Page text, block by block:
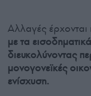
Αλλαγές έρχονται
με τα
διευκολύνοντας
μονογονεϊκές
ενίσχυση.